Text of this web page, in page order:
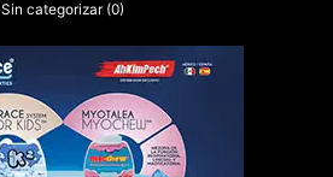
Sin categorizar (0)